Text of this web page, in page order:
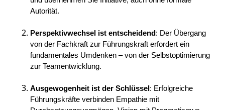
Autorität.
Perspektivwechsel ist entscheidend : Der Übergang
von der Fachkraft zur Führungskraft erfordert ein
fundamentales Umdenken – von der Selbstoptimierung
zur Teamentwicklung.
Ausgewogenheit ist der Schlüssel : Erfolgreiche
Führungskräfte verbinden Empathie mit